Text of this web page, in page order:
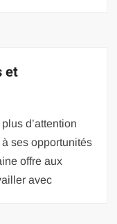
et
d’attention
ses opportunités
offre aux
avec